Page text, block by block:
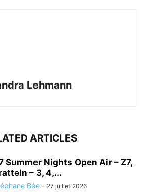
Lehmann
ARTICLES
Summer Nights Open Air – Z7,
– 3, 4,...
Bée - 27 juillet 2026